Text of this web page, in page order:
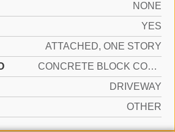
NONE
YES
ATTACHED, ONE STORY
CONCRETE BLOCK CONSTRUCTION
DRIVEWAY
OTHER